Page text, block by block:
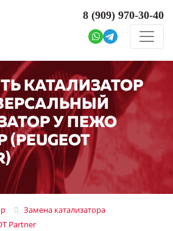
8 (909) 970-30-40
КАТАЛИЗАТОР
У ПЕЖО
Замена катализатора
Partner